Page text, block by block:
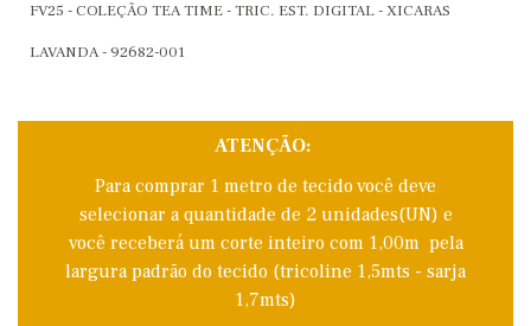
FV25 - COLEÇÃO TEA TIME - TRIC. EST. DIGITAL - XICARAS
LAVANDA - 92682-001
ATENÇÃO:
Para comprar 1 metro de tecido você deve
selecionar a quantidade de 2 unidades(UN) e
você receberá um corte inteiro com 1,00m pela
largura padrão do tecido (tricoline 1,5mts - sarja
1,7mts)